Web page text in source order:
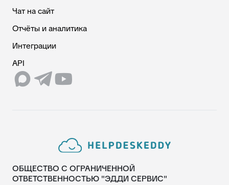
Чат на сайт
Отчёты и аналитика
Интеграции
API
ОБЩЕСТВО С ОГРАНИЧЕННОЙ
ОТВЕТСТВЕННОСТЬЮ "ЭДДИ СЕРВИС"